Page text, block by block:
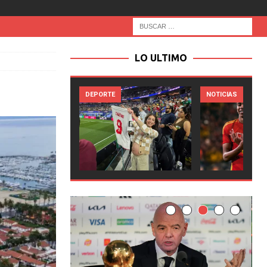
LO ULTIMO
NOTICIAS